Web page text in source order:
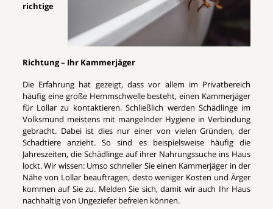
richtige
Richtung – Ihr Kammerjäger
Die Erfahrung hat gezeigt, dass vor allem im Privatbereich
häufig eine große Hemmschwelle besteht, einen Kammerjäger
für Lollar zu kontaktieren. Schließlich werden Schädlinge im
Volksmund meistens mit mangelnder Hygiene in Verbindung
gebracht. Dabei ist dies nur einer von vielen Gründen, der
Schadtiere anzieht. So sind es beispielsweise häufig die
Jahreszeiten, die Schädlinge auf ihrer Nahrungssuche ins Haus
lockt. Wir wissen: Umso schneller Sie einen Kammerjäger in der
Nähe von Lollar beauftragen, desto weniger Kosten und Ärger
kommen auf Sie zu. Melden Sie sich, damit wir auch Ihr Haus
nachhaltig von Ungeziefer befreien können.